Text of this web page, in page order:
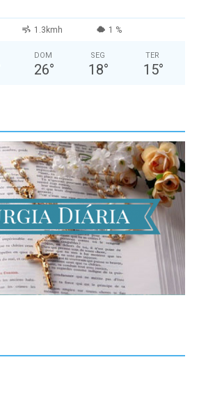
1.3kmh 1 %
DOM
26°
SEG
18°
TER
15°